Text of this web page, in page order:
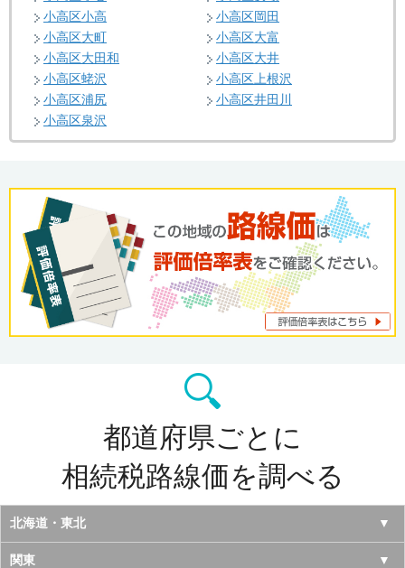
小高区小高
小高区岡田
小高区大町
小高区大富
小高区大田和
小高区大井
小高区蛯沢
小高区上根沢
小高区浦尻
小高区井田川
小高区泉沢
都道府県ごとに
相続税路線価を調べる
北海道・東北
北海道
関東